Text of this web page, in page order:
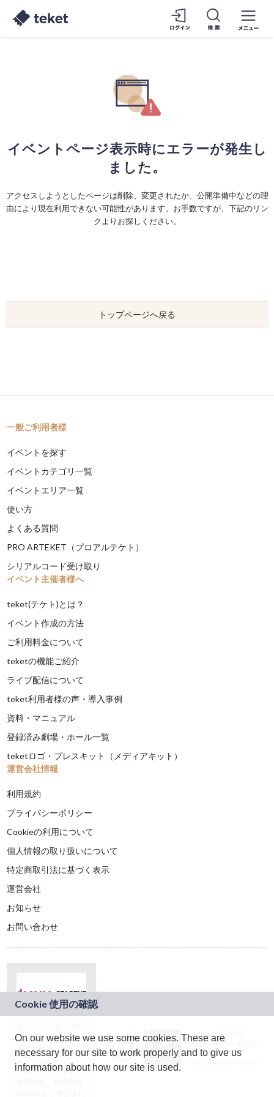
イベントページ表示時にエラーが発生し
ました。
アクセスしようとしたページは削除、変更されたか、公開準備中などの理
由により現在利用できない可能性があります。お手数ですが、下記のリン
クよりお探しください。
トップページへ戻る
一般ご利用者様
イベントを探す
イベントカテゴリ一覧
イベントエリア一覧
使い方
よくある質問
PRO ARTEKET（プロアルテケト）
シリアルコード受け取り
イベント主催者様へ
teket(テケト)とは？
イベント作成の方法
ご利用料金について
teketの機能ご紹介
ライブ配信について
teket利用者様の声・導入事例
資料・マニュアル
登録済み劇場・ホール一覧
teketロゴ・プレスキット（メディアキット）
運営会社情報
利用規約
プライバシーポリシー
Cookieの利用について
個人情報の取り扱いについて
特定商取引法に基づく表示
運営会社
お知らせ
お問い合わせ
ドコモグループの新
規事業創出プログラ
ム「docomo
STARTUP」を通じて
JASRAC許諾番号：
9024936001Y45037
JASRAC許諾番号：
On our website we use some cookies. These are
necessary for our site to work properly and to give us
information about how our site is used.